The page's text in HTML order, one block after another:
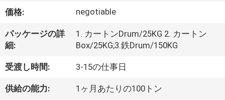
VR
シ
ョ
ー
価格: negotiable
パッケージの詳
細:
1. カートンDrum/25KG 2. カートン
Box/25KG;3.鉄Drum/150KG
受渡し時間: 3-15の仕事日
供給の能力: 1ヶ月あたりの100トン